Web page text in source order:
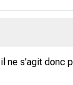
s'agit donc